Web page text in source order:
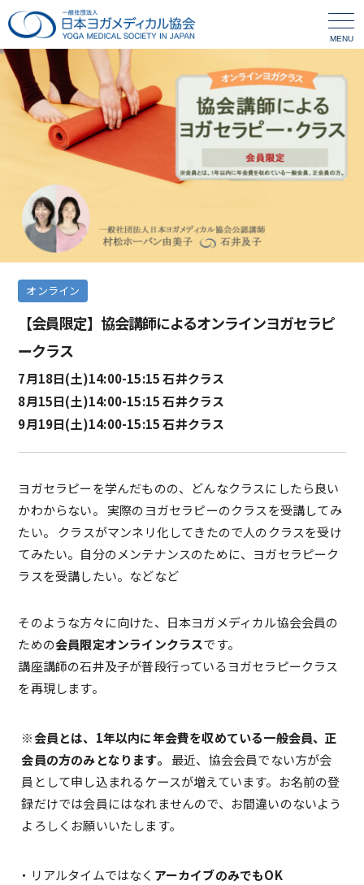
MENU
オンライン
【会員限定】協会講師によるオンラインヨガセラピ
ークラス
7月18日(土)14:00-15:15 石井クラス
8月15日(土)14:00-15:15 石井クラス
9月19日(土)14:00-15:15 石井クラス
ヨガセラピーを学んだものの、どんなクラスにしたら良い
かわからない。 実際のヨガセラピーのクラスを受講してみ
たい。 クラスがマンネリ化してきたので人のクラスを受け
てみたい。自分のメンテナンスのために、ヨガセラピーク
ラスを受講したい。などなど
そのような方々に向けた、日本ヨガメディカル協会会員の
ための会員限定オンラインクラスです。
講座講師の石井及子が普段行っているヨガセラピークラス
を再現します。
※会員とは、1年以内に年会費を収めている一般会員、正
会員の方のみとなります。
最近、協会会員でない方が会
員として申し込まれるケースが増えています。お名前の登
録だけでは会員にはなれませんので、お間違いのないよう
よろしくお願いいたします。
・リアルタイムではなく アーカイブのみでもOK